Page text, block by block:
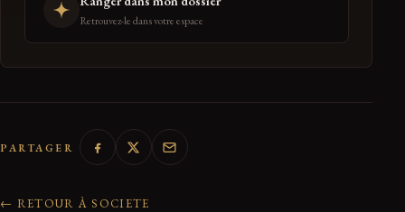
Retrouvez-le dans votre espace
PARTAGER
← RETOUR À SOCIETE